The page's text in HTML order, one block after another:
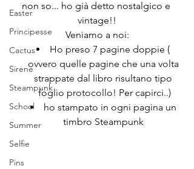
Easter
Principesse
Cactus
Sirene
Steampunk
School
Summer
Selfie
Pins
non so... ho già detto nostalgico e
vintage!!
Veniamo a noi:
Ho preso 7 pagine doppie (
ovvero quelle pagine che una volta
strappate dal libro risultano tipo
foglio protocollo! Per capirci..)
ho stampato in ogni pagina un
timbro Steampunk